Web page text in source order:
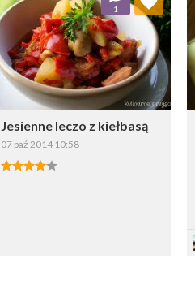
Jesienne leczo z kiełbasą
07 paź 2014 10:58
1
Wybierz listę: